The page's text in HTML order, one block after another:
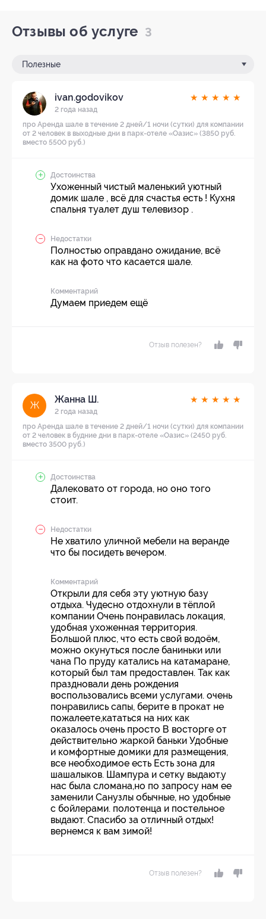
Отзывы об услуге 3
Полезные
ivan.godovikov
2 года назад
★ ★ ★ ★ ★
про Аренда шале в течение 2 дней/1 ночи (сутки) для компании
от 2 человек в выходные дни в парк-отеле «Оазис» (3850 руб.
вместо 5500 руб.)
Достоинства
Ухоженный чистый маленький уютный
домик шале , всё для счастья есть ! Кухня
спальня туалет душ телевизор .
Недостатки
Полностью оправдано ожидание, всё
как на фото что касается шале.
Комментарий
Думаем приедем ещё
Отзыв полезен?
Ж
Жанна Ш.
2 года назад
★ ★ ★ ★ ★
про Аренда шале в течение 2 дней/1 ночи (сутки) для компании
от 2 человек в будние дни в парк-отеле «Оазис» (2450 руб.
вместо 3500 руб.)
Достоинства
Далековато от города, но оно того
стоит.
Недостатки
Не хватило уличной мебели на веранде
что бы посидеть вечером.
Комментарий
Открыли для себя эту уютную базу
отдыха. Чудесно отдохнули в тёплой
компании Очень понравилась локация,
удобная ухоженная территория.
Большой плюс, что есть свой водоём,
можно окунуться после баниньки или
чана По пруду катались на катамаране,
который был там предоставлен. Так как
праздновали день рождения
воспользовались всеми услугами. очень
понравились сапы, берите в прокат не
пожалеете,кататься на них как
оказалось очень просто В восторге от
действительно жаркой баньки Удобные
и комфортные домики для размещения,
все необходимое есть Есть зона для
шашалыков. Шампура и сетку выдают.у
нас была сломана,но по запросу нам ее
заменили Санузлы обычные, но удобные
с бойлерами. полотенца и постельное
выдают. Спасибо за отличный отдых!
вернемся к вам зимой!
Отзыв полезен?